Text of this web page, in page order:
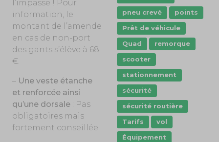
l’impasse ! Pour
information, le
montant de l’amende
en cas de non-port
des gants s’élève à 68
€.
– Une veste étanche
et renforcée ainsi
qu’une dorsale : Pas
obligatoires mais
fortement conseillée.
pneu crevé
points
Prêt de véhicule
Quad
remorque
scooter
stationnement
sécurité
sécurité routière
Tarifs
vol
Équipement